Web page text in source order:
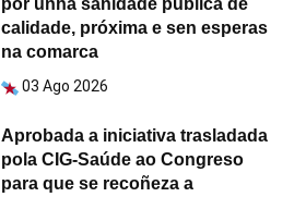
por unha sanidade pública de
calidade, próxima e sen esperas
na comarca
03 Ago 2026
Aprobada a iniciativa trasladada
pola CIG-Saúde ao Congreso
para que se recoñeza a